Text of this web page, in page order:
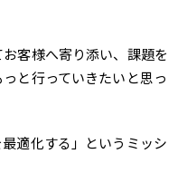
客様へ寄り添い、課題を
と行っていきたいと思っ
適化する」というミッシ